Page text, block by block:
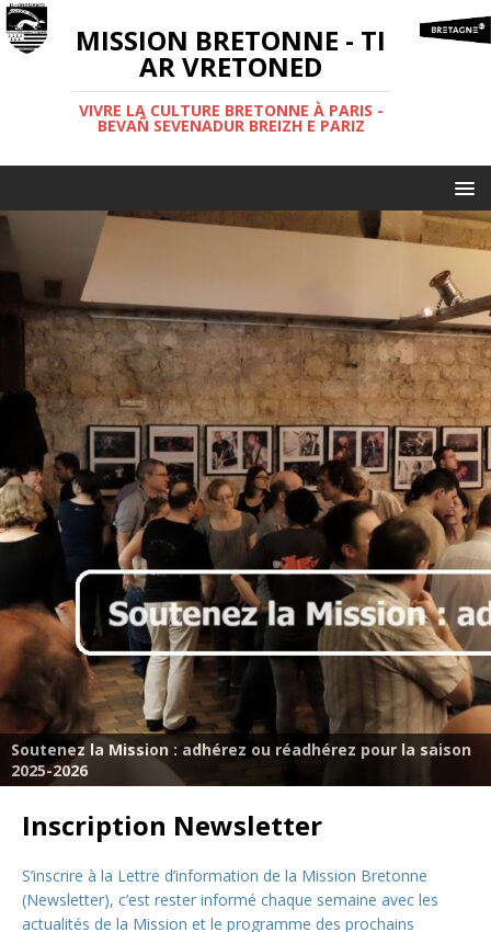
MISSION BRETONNE - TI
AR VRETONED
VIVRE LA CULTURE BRETONNE À PARIS -
BEVAÑ SEVENADUR BREIZH E PARIZ
Soutenez la Mission : adhérez ou réadhérez pour la saison
2025-2026
Inscription Newsletter
S’inscrire à la Lettre d’information de la Mission Bretonne
(Newsletter), c’est rester informé chaque semaine avec les
actualités de la Mission et le programme des prochains